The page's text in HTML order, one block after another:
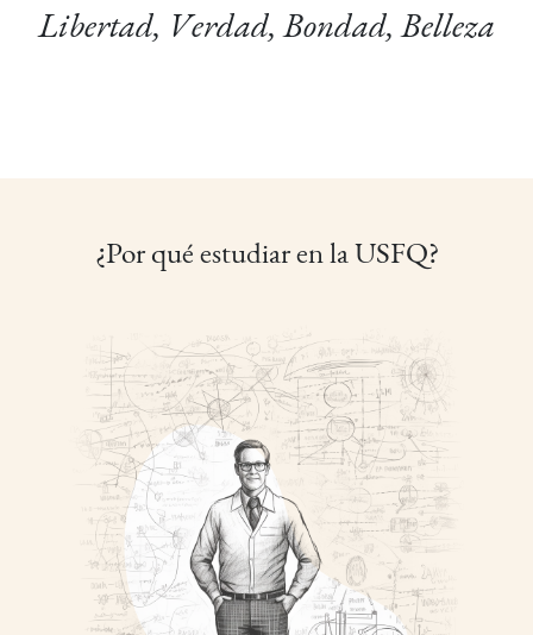
Libertad, Verdad, Bondad, Belleza
¿Por qué estudiar en la USFQ?